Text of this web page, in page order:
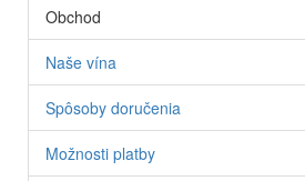
Obchod
Naše vína
Spôsoby doručenia
Možnosti platby